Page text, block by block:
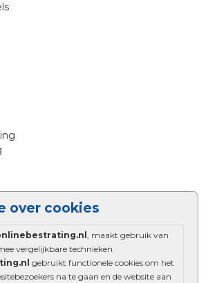
over cookies
, maakt gebruik van
vergelijkbare technieken.
gebruikt functionele cookies om het
na te gaan en de website aan